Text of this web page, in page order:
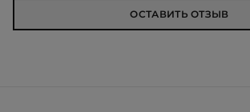
ОСТАВИТЬ ОТЗЫВ